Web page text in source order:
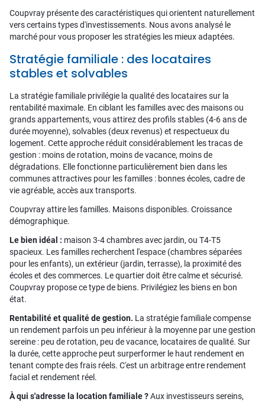
Coupvray présente des caractéristiques qui orientent naturellement
vers certains types d'investissements. Nous avons analysé le
marché pour vous proposer les stratégies les mieux adaptées.
Stratégie familiale : des locataires
stables et solvables
La stratégie familiale privilégie la qualité des locataires sur la
rentabilité maximale. En ciblant les familles avec des maisons ou
grands appartements, vous attirez des profils stables (4-6 ans de
durée moyenne), solvables (deux revenus) et respectueux du
logement. Cette approche réduit considérablement les tracas de
gestion : moins de rotation, moins de vacance, moins de
dégradations. Elle fonctionne particulièrement bien dans les
communes attractives pour les familles : bonnes écoles, cadre de
vie agréable, accès aux transports.
Coupvray attire les familles. Maisons disponibles. Croissance
démographique.
Le bien idéal : maison 3-4 chambres avec jardin, ou T4-T5
spacieux. Les familles recherchent l'espace (chambres séparées
pour les enfants), un extérieur (jardin, terrasse), la proximité des
écoles et des commerces. Le quartier doit être calme et sécurisé.
Coupvray propose ce type de biens. Privilégiez les biens en bon
état.
Rentabilité et qualité de gestion. La stratégie familiale compense
un rendement parfois un peu inférieur à la moyenne par une gestion
sereine : peu de rotation, peu de vacance, locataires de qualité. Sur
la durée, cette approche peut surperformer le haut rendement en
tenant compte des frais réels. C'est un arbitrage entre rendement
facial et rendement réel.
À qui s'adresse la location familiale ?Aux investisseurs sereins,